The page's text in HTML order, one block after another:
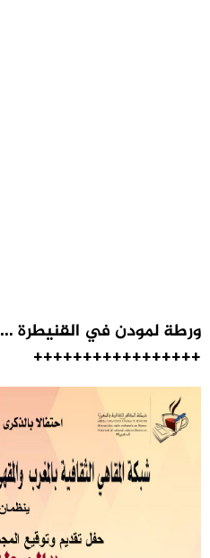
ورطة لمودن في القنيطرة …
+++++++++++++++++